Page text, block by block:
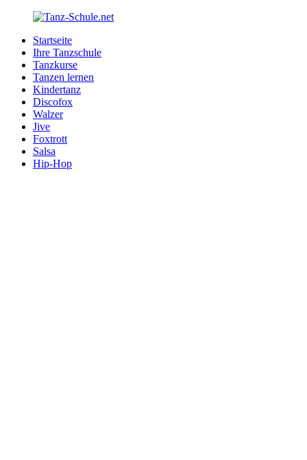
Zurück
Inhalt
Tanz-
Schule.net
Ihre
Tanzschule
Internet
Startseite
Ihre Tanzschule
Tanzkurse
Tanzen lernen
Kindertanz
Discofox
Walzer
Jive
Foxtrott
Salsa
Hip-Hop